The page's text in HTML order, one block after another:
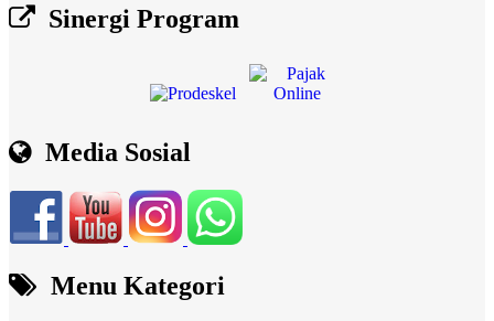
Sinergi Program
Media Sosial
Menu Kategori